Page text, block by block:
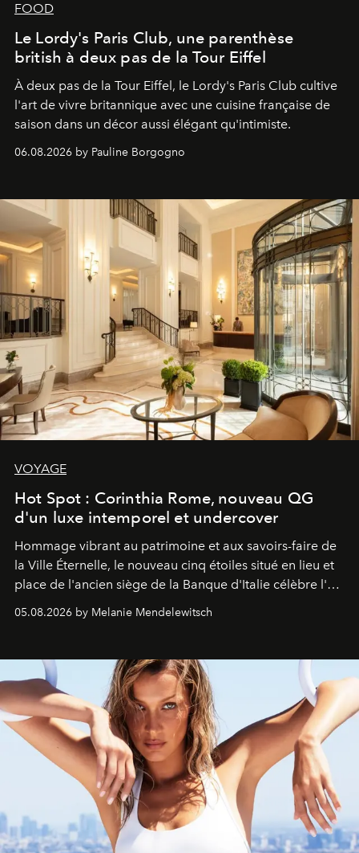
FOOD
Le Lordy's Paris Club, une parenthèse
british à deux pas de la Tour Eiffel
À deux pas de la Tour Eiffel, le Lordy's Paris Club cultive
l'art de vivre britannique avec une cuisine française de
saison dans un décor aussi élégant qu'intimiste.
06.08.2026 by Pauline Borgogno
VOYAGE
Hot Spot : Corinthia Rome, nouveau QG
d'un luxe intemporel et undercover
Hommage vibrant au patrimoine et aux savoirs-faire de
la Ville Éternelle, le nouveau cinq étoiles situé en lieu et
place de l'ancien siège de la Banque d'Italie célèbre l'art
de vivre Romain dans toute son élégance intemporelle.
05.08.2026 by Melanie Mendelewitsch